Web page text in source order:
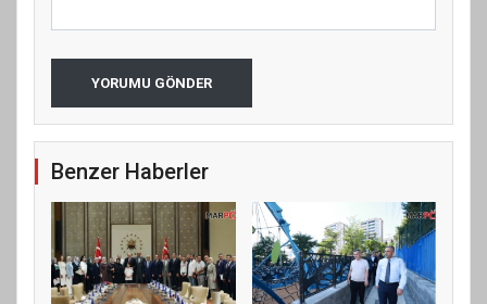
YORUMU GÖNDER
Benzer Haberler